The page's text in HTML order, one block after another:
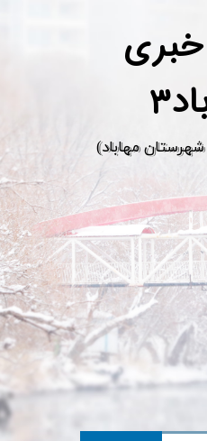
خبری
مهاباد)